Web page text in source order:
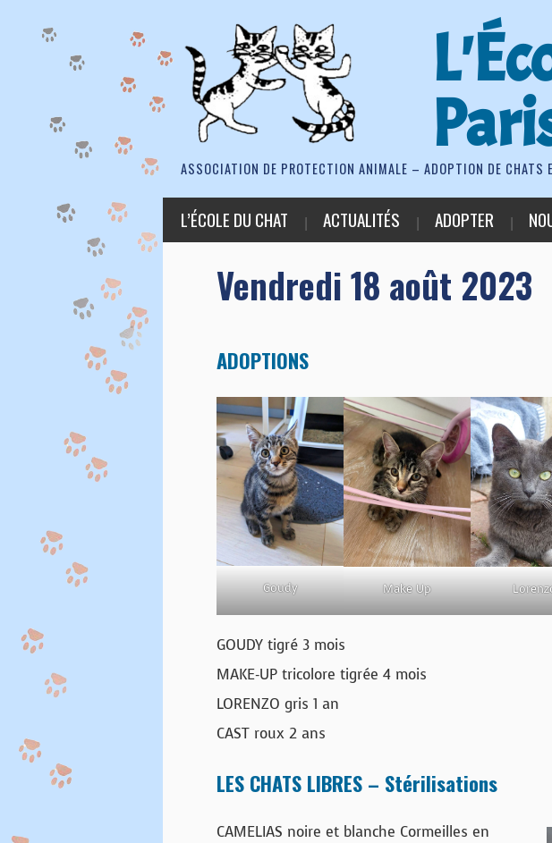
ASSOCIATION DE PROTECTION ANIMALE – ADOPTION DE CHATS
L’ÉCOLE DU CHAT ACTUALITÉS ADOPTER
Vendredi 18 août 2023
ADOPTIONS
Goudy Make Up
GOUDY tigré 3 mois
MAKE-UP tricolore tigrée 4 mois
LORENZO gris 1 an
CAST roux 2 ans
LES CHATS LIBRES – Stérilisations
CAMELIAS noire et blanche Cormeilles en